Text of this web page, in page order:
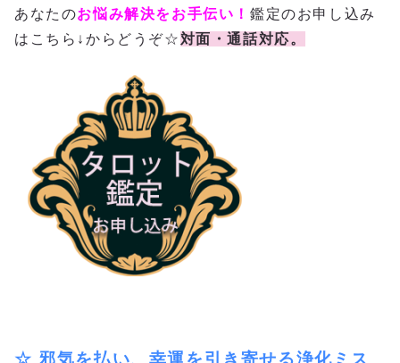
あなたのお悩み解決をお手伝い！鑑定のお申し込み
はこちら↓からどうぞ☆対面・通話対応。